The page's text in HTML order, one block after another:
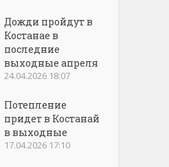
Дожди пройдут в
Костанае в
последние
выходные апреля
24.04.2026 18:07
Потепление
придет в Костанай
в выходные
17.04.2026 17:10